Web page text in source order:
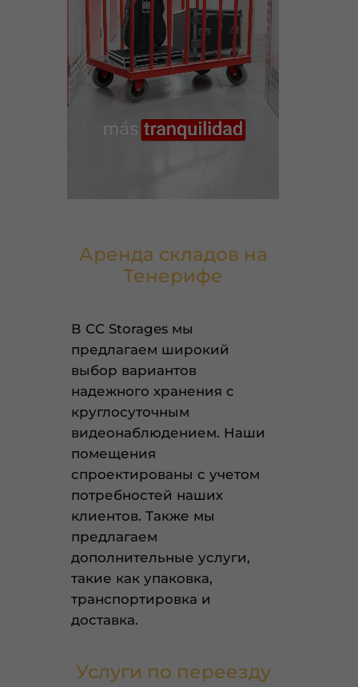
Аренда складов на
Тенерифе
В CC Storages мы
предлагаем широкий
выбор вариантов
надежного хранения с
круглосуточным
видеонаблюдением. Наши
помещения
спроектированы с учетом
потребностей наших
клиентов. Также мы
предлагаем
дополнительные услуги,
такие как упаковка,
транспортировка и
доставка.
Услуги по переезду